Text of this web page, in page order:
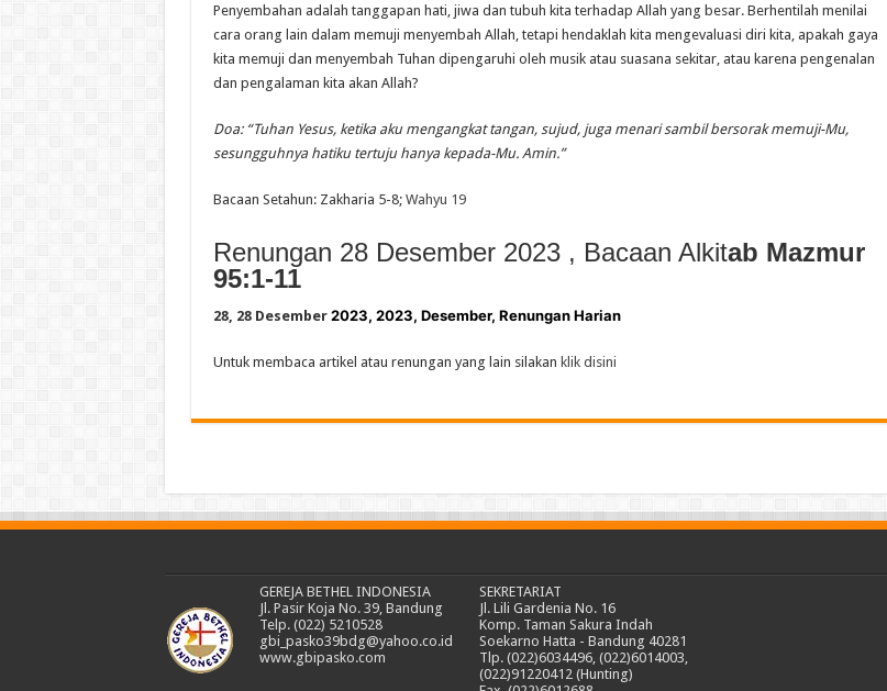
Penyembahan adalah tanggapan hati, jiwa dan tubuh kita terhadap Allah yang besar. Berhentilah menilai
cara orang lain dalam memuji menyembah Allah, tetapi hendaklah kita mengevaluasi diri kita, apakah gaya
kita memuji dan menyembah Tuhan dipengaruhi oleh musik atau suasana sekitar, atau karena pengenalan
dan pengalaman kita akan Allah?
Doa: “Tuhan Yesus, ketika aku mengangkat tangan, sujud, juga menari sambil bersorak memuji-Mu,
sesungguhnya hatiku tertuju hanya kepada-Mu. Amin.”
Bacaan Setahun: Zakharia 5-8; Wahyu 19
Renungan 28 Desember 2023 , Bacaan Alkitab Mazmur
95:1-11
28, 28 Desember2023, 2023, Desember, Renungan Harian
Untuk membaca artikel atau renungan yang lain silakan klik disini
GEREJA BETHEL INDONESIA
Jl. Pasir Koja No. 39, Bandung
Telp. (022) 5210528
gbi_pasko39bdg@yahoo.co.id
www.gbipasko.com
SEKRETARIAT
Jl. Lili Gardenia No. 16
Komp. Taman Sakura Indah
Soekarno Hatta - Bandung 40281
Tlp. (022)6034496, (022)6014003,
(022)91220412 (Hunting)